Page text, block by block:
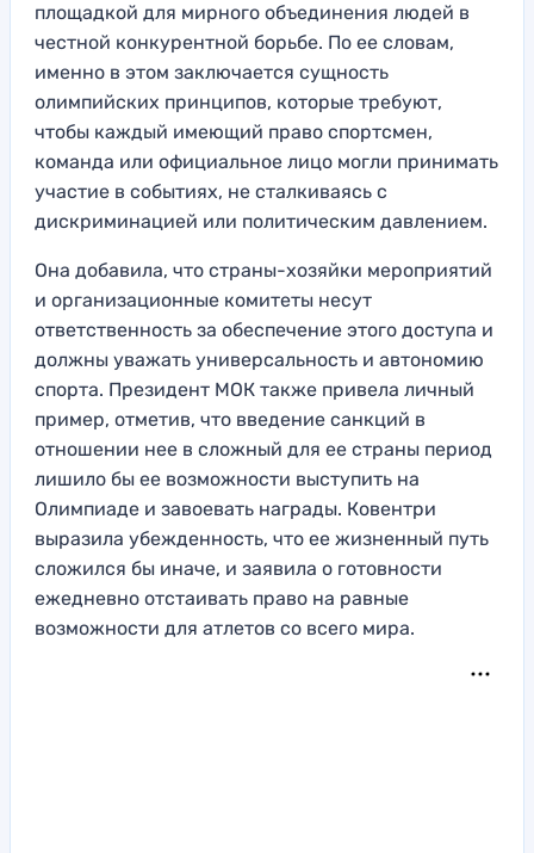
площадкой для мирного объединения людей в
честной конкурентной борьбе. По ее словам,
именно в этом заключается сущность
олимпийских принципов, которые требуют,
чтобы каждый имеющий право спортсмен,
команда или официальное лицо могли принимать
участие в событиях, не сталкиваясь с
дискриминацией или политическим давлением.
Она добавила, что страны-хозяйки мероприятий
и организационные комитеты несут
ответственность за обеспечение этого доступа и
должны уважать универсальность и автономию
спорта. Президент МОК также привела личный
пример, отметив, что введение санкций в
отношении нее в сложный для ее страны период
лишило бы ее возможности выступить на
Олимпиаде и завоевать награды. Ковентри
выразила убежденность, что ее жизненный путь
сложился бы иначе, и заявила о готовности
ежедневно отстаивать право на равные
возможности для атлетов со всего мира.